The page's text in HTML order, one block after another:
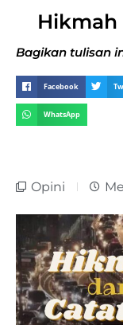
Bagikan tulisan
Facebook
WhatsApp
Opini